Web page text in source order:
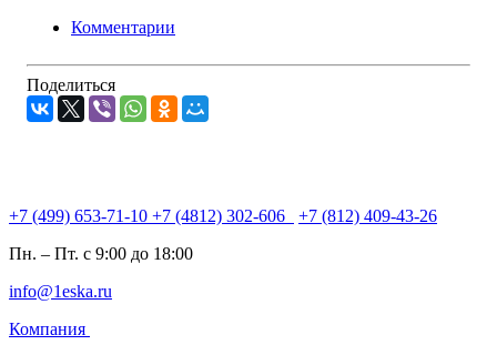
Комментарии
Поделиться
+7 (499) 653-71-10 +7 (4812) 302-606
+7 (812) 409-43-26
Пн. – Пт. с 9:00 до 18:00
info@1eska.ru
Компания